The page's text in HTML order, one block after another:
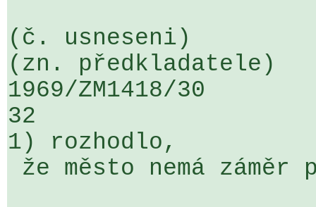
(č. usneseni)
(zn. předkladatele)
1969/ZM1418/30
32
1) rozhodlo,